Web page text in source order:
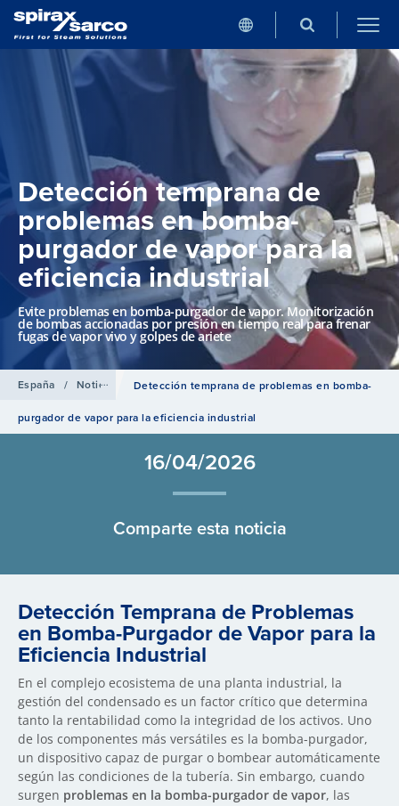
Detección temprana de
problemas en bomba-
purgador de vapor para la
eficiencia industrial
Evite problemas en bomba-purgador de vapor. Monitorización
de bombas accionadas por presión en tiempo real para frenar
fugas de vapor vivo y golpes de ariete
España / Noticias Detección temprana de problemas en bomba-
purgador de vapor para la eficiencia industrial
16/04/2026
Comparte esta noticia
Detección Temprana de Problemas
en Bomba-Purgador de Vapor para la
Eficiencia Industrial
En el complejo ecosistema de una planta industrial, la
gestión del condensado es un factor crítico que determina
tanto la rentabilidad como la integridad de los activos. Uno
de los componentes más versátiles es la bomba-purgador,
un dispositivo capaz de purgar o bombear automáticamente
según las condiciones de la tubería. Sin embargo, cuando
surgen problemas en la bomba-purgador de vapor, las